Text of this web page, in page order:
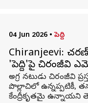
04 Jun 2026 • పెద్ది
Chiranjeevi:
'పెద్ది'పై చిరంజీవి
అగ్ర నటుడు చిరంజీవి
పొల్లాచిలో ఉన్నప్పటికీ,
కేంద్రీకృతమై ఉన్నాయని